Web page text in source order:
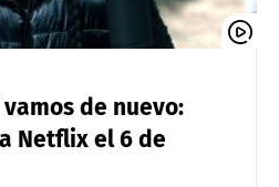
de nuevo:
Netflix el 6 de